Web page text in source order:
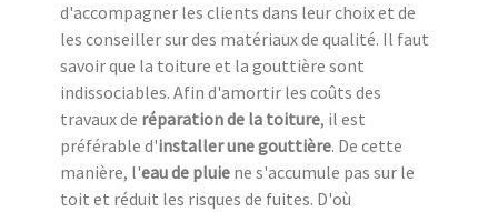
d'accompagner les clients dans leur choix et de
les conseiller sur des matériaux de qualité. Il faut
savoir que la toiture et la gouttière sont
indissociables. Afin d'amortir les coûts des
travaux de réparation de la toiture, il est
préférable d'installer une gouttière. De cette
manière, l'eau de pluie ne s'accumule pas sur le
toit et réduit les risques de fuites. D'où